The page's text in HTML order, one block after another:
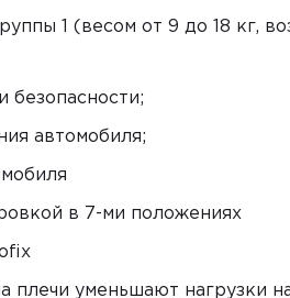
1 (весом от 9 до 18 кг,
безопасности;
автомобиля;
в 7-ми положениях
плечи уменьшают нагрузки